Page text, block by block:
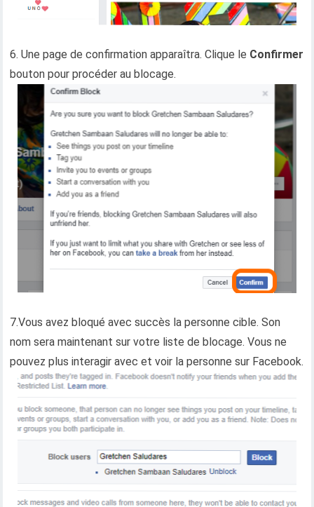
6. Une page de confirmation apparaîtra. Clique le Confirmer
bouton pour procéder au blocage.
7.Vous avez bloqué avec succès la personne cible. Son
nom sera maintenant sur votre liste de blocage. Vous ne
pouvez plus interagir avec et voir la personne sur Facebook.